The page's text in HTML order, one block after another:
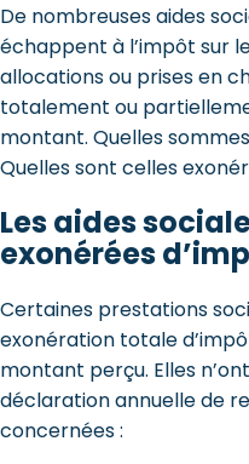
De nombreuses aides
échappent à l’impôt sur
allocations ou prises en
totalement ou
montant. Quelles
Quelles sont celles
Les aides
exonérées
Certaines prestations
exonération totale
montant perçu. Elles
déclaration annuelle de
concernées :